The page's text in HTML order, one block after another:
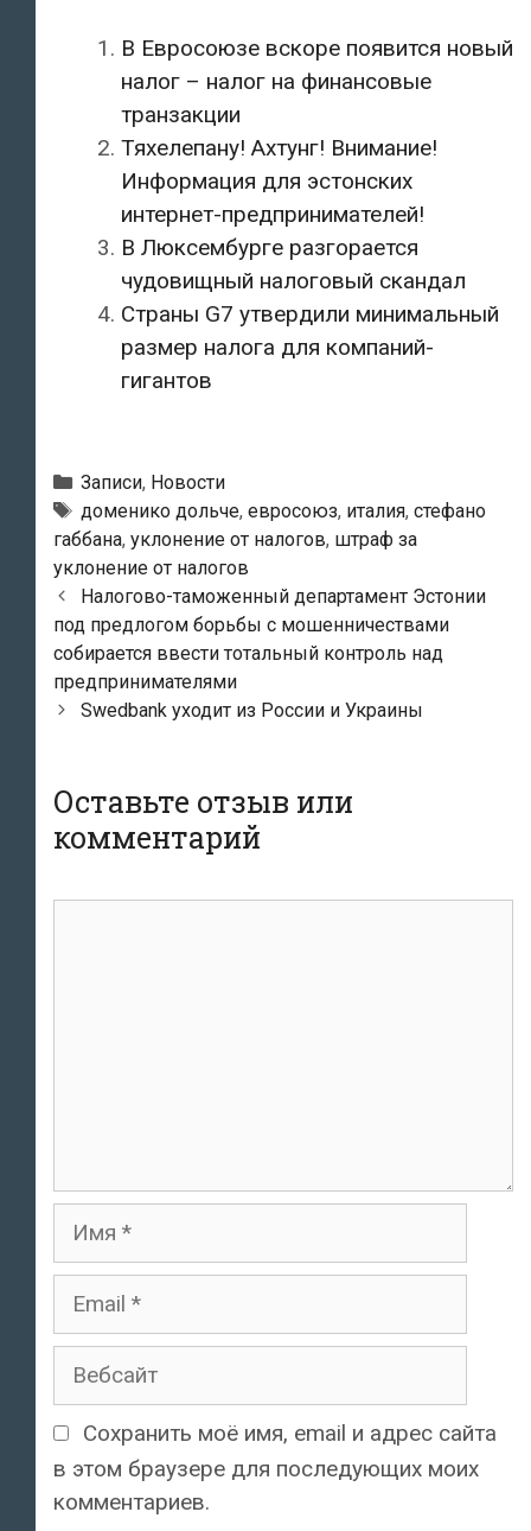
В Евросоюзе вскоре появится новый
налог – налог на финансовые
транзакции
Тяхелепану! Ахтунг! Внимание!
Информация для эстонских
интернет-предпринимателей!
В Люксембурге разгорается
чудовищный налоговый скандал
Страны G7 утвердили минимальный
размер налога для компаний-
гигантов
Рубрики
Записи, Новости
Метки
доменико дольче, евросоюз, италия, стефано
габбана, уклонение от налогов, штраф за
уклонение от налогов
Навигация
по
записям
Налогово-таможенный департамент Эстонии
под предлогом борьбы с мошенничествами
собирается ввести тотальный контроль над
предпринимателями
Swedbank уходит из России и Украины
Оставьте отзыв или
комментарий
Имя
Email
Вебсайт
Сохранить моё имя, email и адрес сайта
в этом браузере для последующих моих
комментариев.